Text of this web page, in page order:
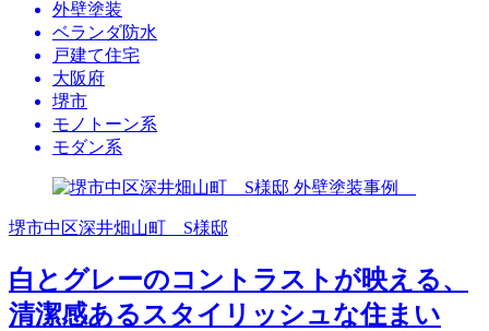
外壁塗装
ベランダ防水
戸建て住宅
大阪府
堺市
モノトーン系
モダン系
堺市中区深井畑山町 S様邸
白とグレーのコントラストが映える、
清潔感あるスタイリッシュな住まい